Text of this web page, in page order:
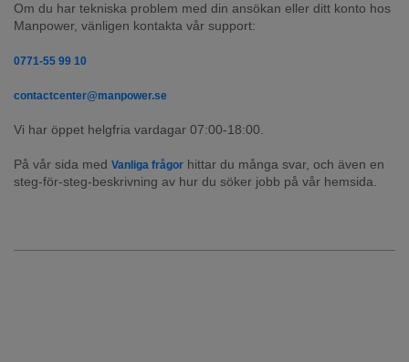
Om du har tekniska problem med din ansökan eller ditt konto hos
Manpower, vänligen kontakta vår support:
0771-55 99 10
contactcenter@manpower.se
Vi har öppet helgfria vardagar 07:00-18:00.
På vår sida med Vanliga frågor hittar du många svar, och även en
steg-för-steg-beskrivning av hur du söker jobb på vår hemsida.